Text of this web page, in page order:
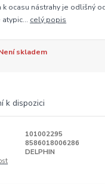
ocasu nástrahy je odlišný
celý popis
skladem
k dispozici
101002295
8586018006286
DELPHIN